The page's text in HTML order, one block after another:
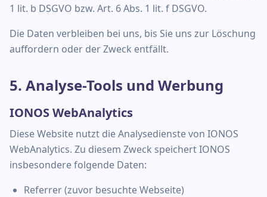
1 lit. b DSGVO bzw. Art. 6 Abs. 1 lit. f DSGVO.
Die Daten verbleiben bei uns, bis Sie uns zur Löschung
auffordern oder der Zweck entfällt.
5. Analyse-Tools und Werbung
IONOS WebAnalytics
Diese Website nutzt die Analysedienste von IONOS
WebAnalytics. Zu diesem Zweck speichert IONOS
insbesondere folgende Daten:
Referrer (zuvor besuchte Webseite)